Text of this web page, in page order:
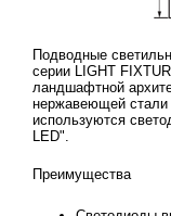
Подводные
серии LIGHT
ландшафтной
нержавеющей стали
используются
LED".
Преимущества